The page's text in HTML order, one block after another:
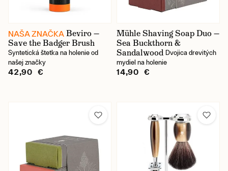
NAŠA ZNAČKA Beviro —
Save the Badger Brush
Syntetická štetka na holenie od
našej značky
42,90 €
Mühle Shaving Soap Duo —
Sea Buckthorn &
Sandalwood Dvojica drevitých
mydiel na holenie
14,90 €